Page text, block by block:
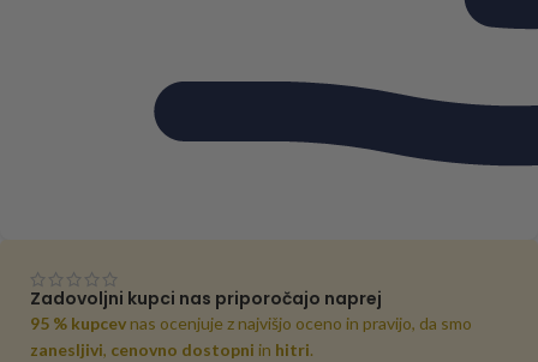
Zadovoljni kupci nas priporočajo naprej
95 % kupcev nas ocenjuje z najvišjo oceno in pravijo, da smo
zanesljivi, cenovno dostopni in hitri.